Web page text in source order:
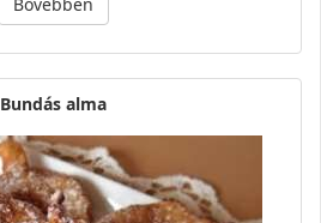
Bundás alma